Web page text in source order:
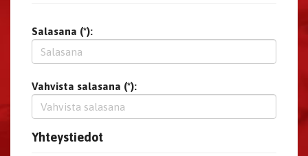
Salasana (*):
Vahvista salasana (*):
Yhteystiedot